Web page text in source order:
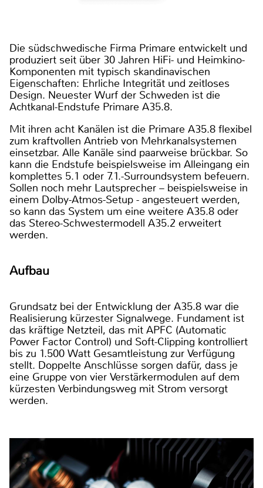
Die südschwedische Firma Primare entwickelt und
produziert seit über 30 Jahren HiFi- und Heimkino-
Komponenten mit typisch skandinavischen
Eigenschaften: Ehrliche Integrität und zeitloses
Design. Neuester Wurf der Schweden ist die
Achtkanal-Endstufe Primare A35.8.
Mit ihren acht Kanälen ist die Primare A35.8 flexibel
zum kraftvollen Antrieb von Mehrkanalsystemen
einsetzbar. Alle Kanäle sind paarweise brückbar. So
kann die Endstufe beispielsweise im Alleingang ein
komplettes 5.1 oder 7.1.-Surroundsystem befeuern.
Sollen noch mehr Lautsprecher – beispielsweise in
einem Dolby-Atmos-Setup - angesteuert werden,
so kann das System um eine weitere A35.8 oder
das Stereo-Schwestermodell A35.2 erweitert
werden.
Aufbau
Grundsatz bei der Entwicklung der A35.8 war die
Realisierung kürzester Signalwege. Fundament ist
das kräftige Netzteil, das mit APFC (Automatic
Power Factor Control) und Soft-Clipping kontrolliert
bis zu 1.500 Watt Gesamtleistung zur Verfügung
stellt. Doppelte Anschlüsse sorgen dafür, dass je
eine Gruppe von vier Verstärkermodulen auf dem
kürzesten Verbindungsweg mit Strom versorgt
werden.